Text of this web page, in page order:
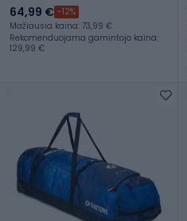
64,99 € -12%
Mažiausia kaina: 73,99 €
Rekomenduojama gamintojo kaina:
129,99 €